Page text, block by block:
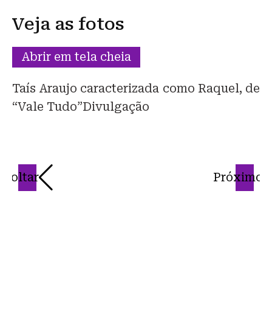
Veja as fotos
Abrir em tela cheia
Taís Araujo caracterizada como Raquel, de
“Vale Tudo”Divulgação
Voltar Próximo